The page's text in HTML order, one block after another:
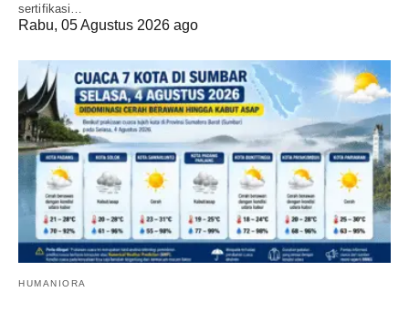
sertifikasi…
Rabu, 05 Agustus 2026 ago
HUMANIORA